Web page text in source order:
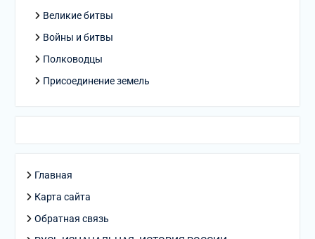
Великие битвы
Войны и битвы
Полководцы
Присоединение земель
Главная
Карта сайта
Обратная связь